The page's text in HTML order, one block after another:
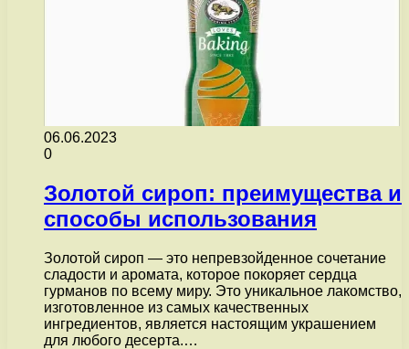
06.06.2023
0
Золотой сироп: преимущества и
способы использования
Золотой сироп — это непревзойденное сочетание
сладости и аромата, которое покоряет сердца
гурманов по всему миру. Это уникальное лакомство,
изготовленное из самых качественных
ингредиентов, является настоящим украшением
для любого десерта.…